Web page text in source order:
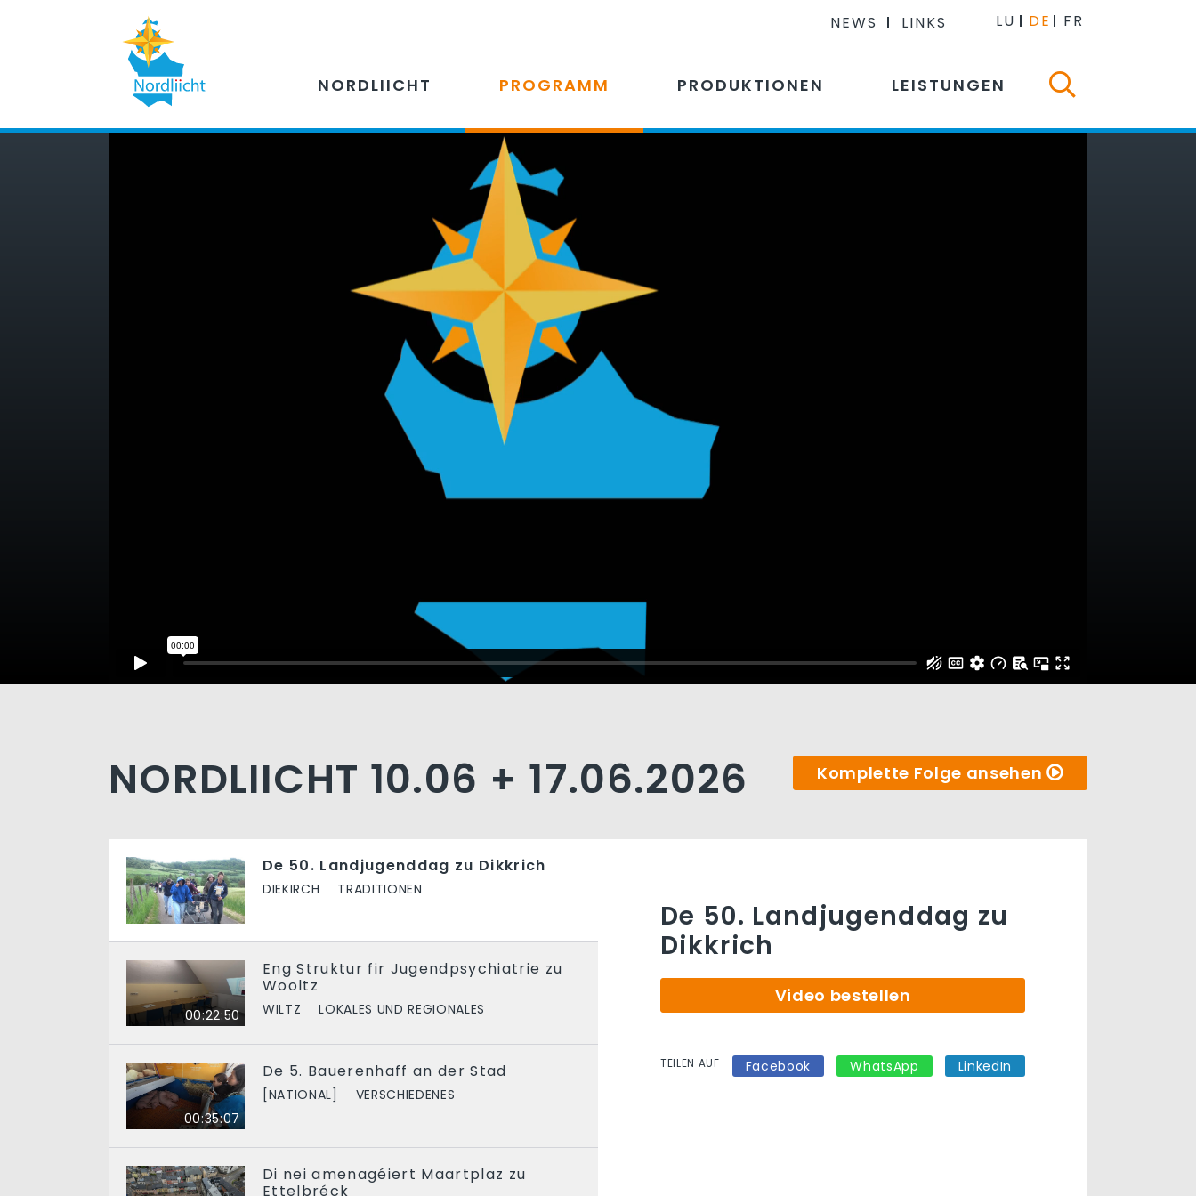
NEWS LINKS LU DE FR
NORDLIICHT PROGRAMM PRODUKTIONEN LEISTUNGEN
NORDLIICHT 10.06 + 17.06.2026 Komplette Folge ansehen
De 50. Landjugenddag zu Dikkrich
DIEKIRCH TRADITIONEN
00:22:50
Eng Struktur fir Jugendpsychiatrie zu
Wooltz
WILTZ LOKALES UND REGIONALES
00:35:07
De 5. Bauerenhaff an der Stad
[NATIONAL] VERSCHIEDENES
Di nei amenagéiert Maartplaz zu
Ettelbréck
De 50. Landjugenddag zu
Dikkrich
Video bestellen
TEILEN AUF Facebook WhatsApp LinkedIn